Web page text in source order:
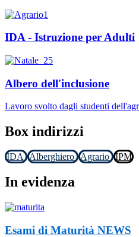
IDA - Istruzione per Adulti
Albero dell'inclusione
Lavoro svolto dagli studenti
Box indirizzi
IDA Alberghiero Agrario IPM
In evidenza
Esami di Maturità NEWS